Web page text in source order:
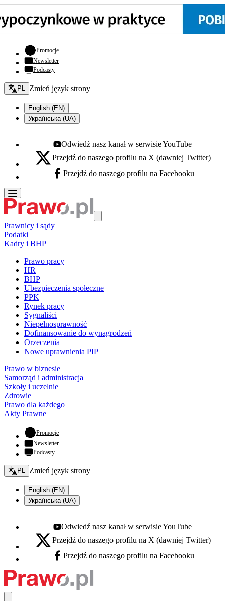
Promocje- otwiera się w nowej karcie
Newsletter
Podcasty
Zmień język - bieżący:
PL Zmień język strony
English (EN)
Українська (UA)
Youtube - otwiera się w nowej karcie
Odwiedź nasz kanał w serwisie YouTube
X - otwiera się w nowej karcie
Przejdź do naszego profilu na X (dawniej Twitter)
Facebook - otwiera się w nowej karcie
Przejdź do naszego profilu na Facebooku
Prawnicy i sądy
Podatki
Kadry i BHP
Prawo pracy
HR
BHP
Ubezpieczenia społeczne
PPK
Rynek pracy
Sygnaliści
Niepełnosprawność
Dofinansowanie do wynagrodzeń
Orzeczenia
Nowe uprawnienia PIP
Prawo w biznesie
Samorząd i administracja
Szkoły i uczelnie
Zdrowie
Prawo dla każdego
Akty Prawne
Promocje- otwiera się w nowej karcie
Newsletter
Podcasty
Zmień język - bieżący:
PL Zmień język strony
English (EN)
Українська (UA)
Youtube - otwiera się w nowej karcie
Odwiedź nasz kanał w serwisie YouTube
X - otwiera się w nowej karcie
Przejdź do naszego profilu na X (dawniej Twitter)
Facebook - otwiera się w nowej karcie
Przejdź do naszego profilu na Facebooku